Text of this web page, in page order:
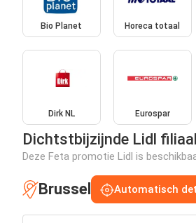
Bio Planet Horeca totaal
Dirk NL Eurospar
Dichtstbijzijnde Lidl filiaal
Deze Feta promotie Lidl is
Brussel Automatisch